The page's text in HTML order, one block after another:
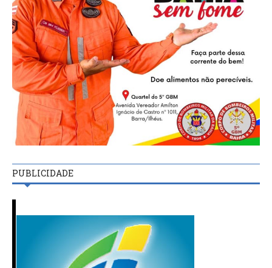
PUBLICIDADE